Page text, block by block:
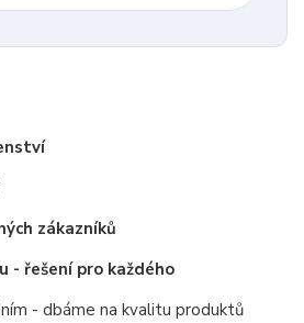
zákazníků
- řešení pro každého
- dbáme na kvalitu produktů